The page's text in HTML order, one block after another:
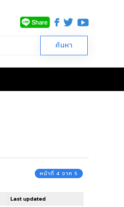
หน้าที่ 4 จาก 5
Last updated